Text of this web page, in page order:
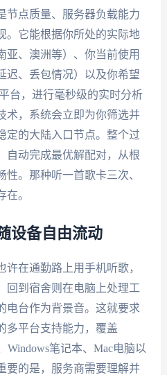
节点质量、服务器负载能力
。它能根据你所处的实际地
亚、澳洲等）、你当前使用
迟、丢包情况）以及你希望
台，进行毫秒级的实时分析
术，系统会立即为你筛选并
定的大陆入口节点。整个过
自动完成最优解配对，从根
。那种听一首歌卡三次、
。
设备自由流动
在通勤路上用手机听歌，
回到宿舍则在电脑上处理工
电台作为背景音。这就要求
多平台支持能力，覆盖
Windows笔记本、Mac电脑以
要的是，服务商需要理解并